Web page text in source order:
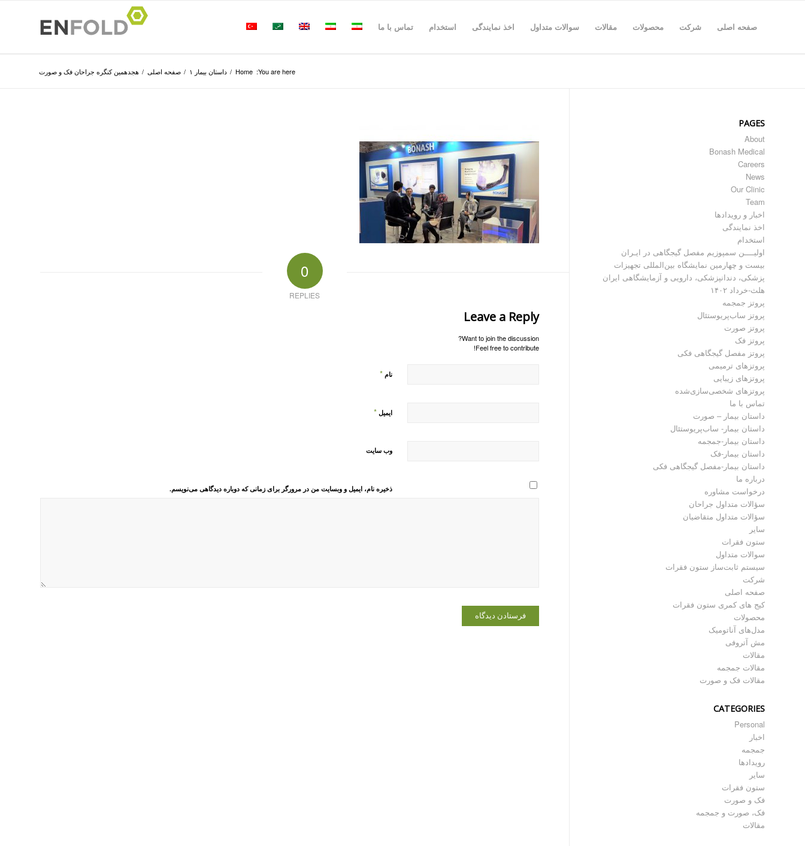
صفحه اصلی شرکت محصولات مقالات سوالات متداول اخذ نمایندگی استخدام تماس با ما
You are here:
Home
/ داستان بیمار ۱ / صفحه اصلی / هجدهمین کنگره جراحان فک و صورت
0
REPLIES
Leave a Reply
Want to join the discussion?
Feel free to contribute!
نام *
ایمیل *
وب‌ سایت
ذخیره نام، ایمیل و وبسایت من در مرورگر برای زمانی که دوباره دیدگاهی می‌نویسم.
PAGES
About
Bonash Medical
Careers
News
Our Clinic
Team
اخبار و رویدادها
اخذ نمایندگی
استخدام
اولیــــن سمپوزیم مفصل گیجگاهی در ایـران
بیست و چهارمین نمایشگاه بین‌المللی تجهیزات
پزشکی، دندانپزشکی، دارویی و آزمایشگاهی ایران
هلث-خرداد ۱۴۰۲
پروتز جمجمه
پروتز ساب‌پریوستئال
پروتز صورت
پروتز فک
پروتز مفصل گیجگاهی فکی
پروتز‌های ترمیمی
پروتزهای زیبایی
پروتزهای شخصی‌سازی‌شده
تماس با ما
داستان بیمار – صورت
داستان بیمار- ساب‌پریوستئال
داستان بیمار-جمجمه
داستان بیمار-فک
داستان بیمار-مفصل گیجگاهی فکی
درباره ما
درخواست مشاوره
سؤالات متداول جراحان
سؤالات متداول متقاضیان
سایر
ستون فقرات
سوالات متداول
سیستم ثابت‌ساز ستون فقرات
شرکت
صفحه اصلی
کیج های کمری ستون فقرات
محصولات
مدل‌های آناتومیک
مش آتروفی
مقالات
مقالات جمجمه
مقالات فک و صورت
CATEGORIES
Personal
اخبار
جمجمه
رویدادها
سایر
ستون فقرات
فک و صورت
فک، صورت و جمجمه
مقالات